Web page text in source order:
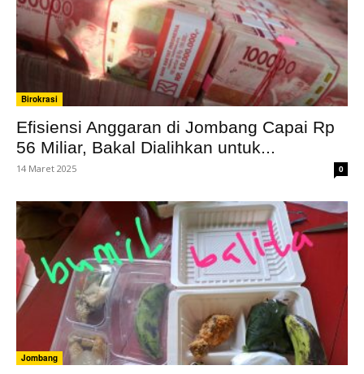
Birokrasi
Efisiensi Anggaran di Jombang Capai Rp
56 Miliar, Bakal Dialihkan untuk...
14 Maret 2025 0
Jombang